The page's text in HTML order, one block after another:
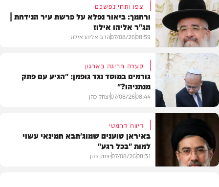
וידאו
צפו ותחי נפשכם
ורחמך: ביאור נפלא על פרשת עיר הנידחת |
הג"ר אליהו אילוז
08:59
07/08/26הרב אליהו אילוז
צבא וביטחון
סערה חריגה בארגון
גורמים במוסד נגד גופמן: "הגיע עם פתק
מנתניהו?"
08:44
07/08/26יצחק כהן
דיווח דרמטי
באיראן טוענים שמוג'תבא חמינאי עשוי
למות "בכל רגע"
08:31
07/08/26יצחק כהן